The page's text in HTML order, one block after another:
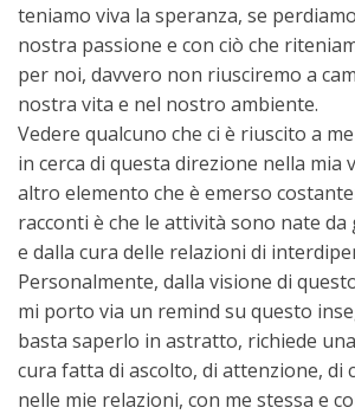
teniamo viva la speranza, se
nostra passione e con ciò che
per noi, davvero non riusciremo a
nostra vita e nel nostro ambiente.
Vedere qualcuno che ci è riuscito a
in cerca di questa direzione nella mia
altro elemento che è emerso
racconti è che le attività sono nate
e dalla cura delle relazioni di
Personalmente, dalla visione di
mi porto via un remind su questo
basta saperlo in astratto, richiede
cura fatta di ascolto, di attenzione, di
nelle mie relazioni, con me stessa e